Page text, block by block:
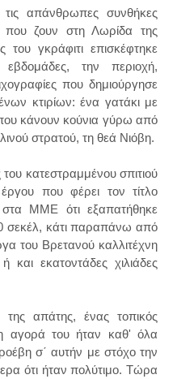
τις απάνθρωπες συνθήκες
που ζουν στη Λωρίδα της
του γκράφιτι επισκέφτηκε
την περιοχή,
που δημιούργησε
κτιρίων: ένα γατάκι με
που κάνουν κούνια γύρω από
στρατού, τη θεά Νιόβη.
του κατεστραμμένου σπιτιού
που φέρει τον τίτλο
στα ΜΜΕ ότι εξαπατήθηκε
σεκέλ, κάτι παραπάνω από
του Βρετανού καλλιτέχνη
και εκατοντάδες χιλιάδες
απάτης, ένας τοπικός
η αγορά του ήταν καθ' όλα
σ΄ αυτήν με στόχο την
ότι ήταν πολύτιμο. Τώρα